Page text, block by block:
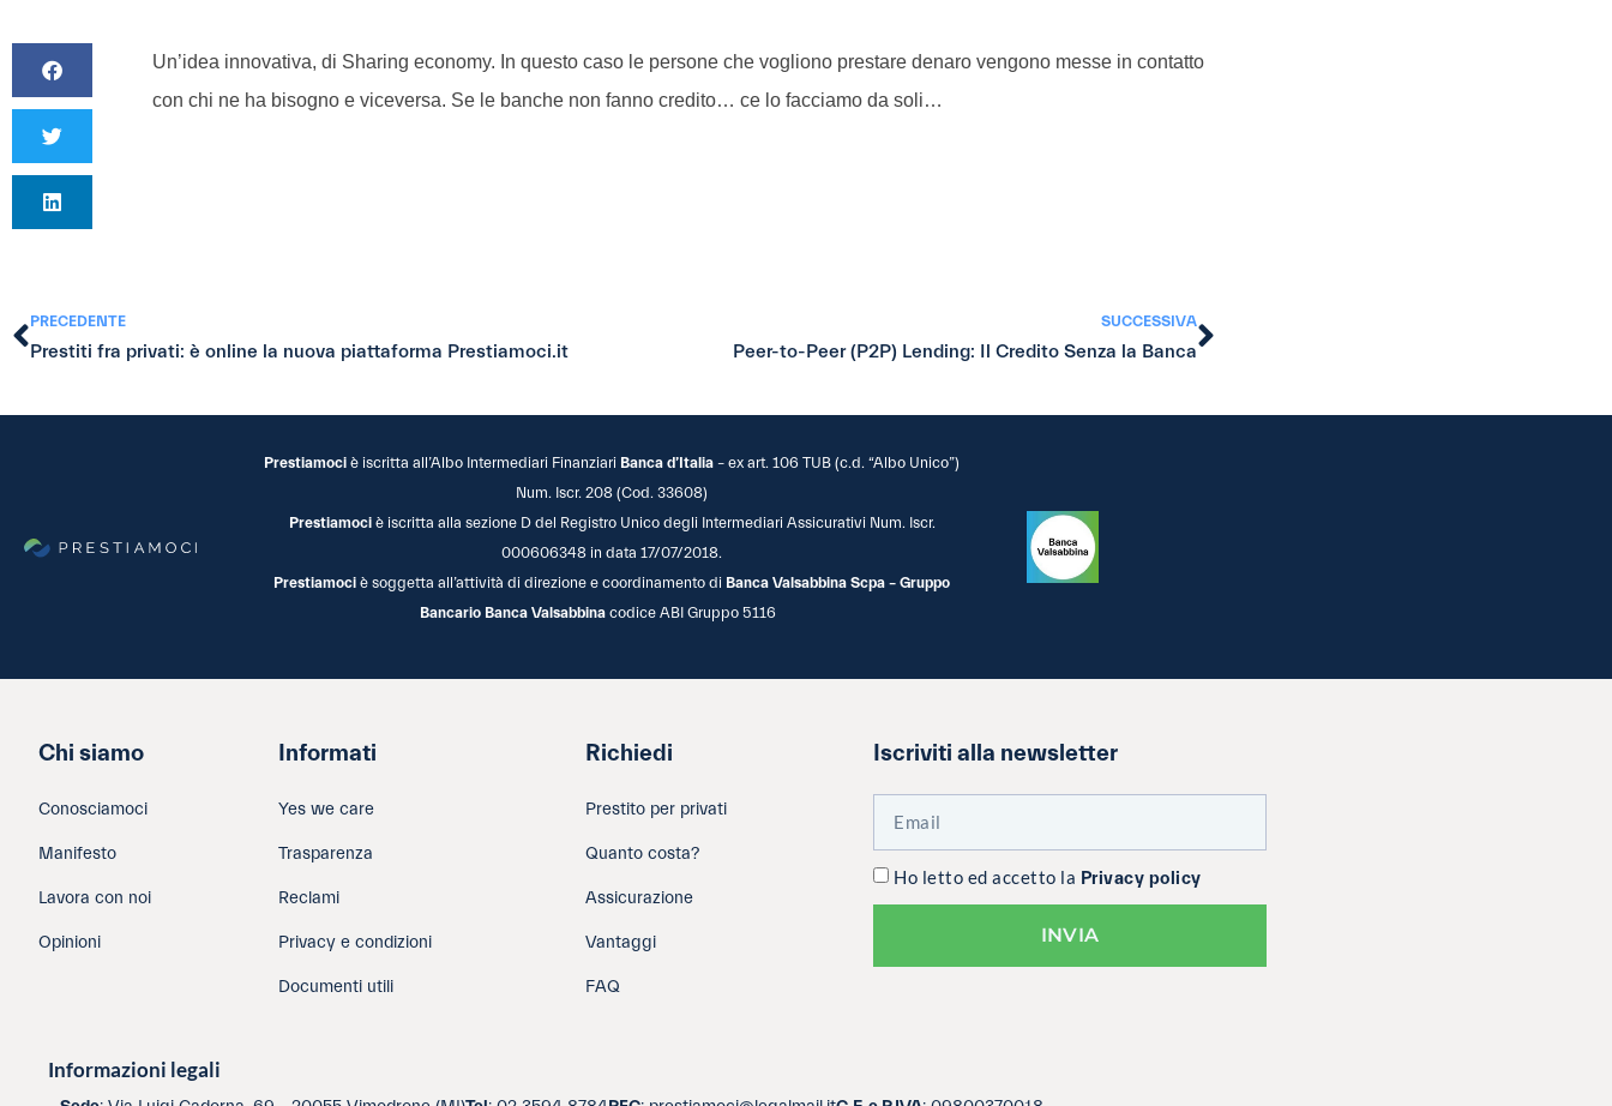
Un’idea innovativa, di Sharing economy. In questo caso le persone che vogliono prestare denaro vengono messe in contatto
con chi ne ha bisogno e viceversa. Se le banche non fanno credito… ce lo facciamo da soli…
PRECEDENTE
Prestiti fra privati: è online la nuova piattaforma Prestiamoci.it
SUCCESSIVA
Peer-to-Peer (P2P) Lending: Il Credito Senza la Banca
Prestiamoci è iscritta all’Albo Intermediari Finanziari Banca d’Italia – ex art. 106 TUB (c.d. “Albo Unico”)
Num. Iscr. 208 (Cod. 33608)
Prestiamociè iscritta alla sezione D del Registro Unico degli Intermediari Assicurativi Num. Iscr.
000606348 in data 17/07/2018.
Prestiamociè soggetta all’attività di direzione e coordinamento di Banca Valsabbina Scpa – Gruppo
Bancario Banca Valsabbina codice ABI Gruppo 5116
Chi siamo
Conosciamoci
Manifesto
Lavora con noi
Opinioni
Informati
Yes we care
Trasparenza
Reclami
Privacy e condizioni
Documenti utili
Richiedi
Prestito per privati
Quanto costa?
Assicurazione
Vantaggi
FAQ
Iscriviti alla newsletter
Ho letto ed accetto la Privacy policy
INVIA
Informazioni legali